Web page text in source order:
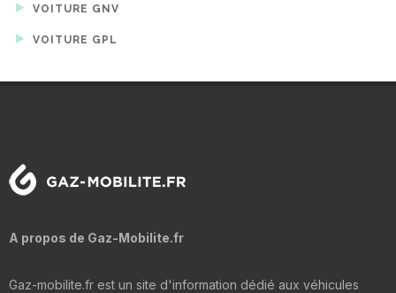
VOITURE GNV
VOITURE GPL
A propos de Gaz-Mobilite.fr
Gaz-mobilite.fr est un site d'information dédié aux véhicules